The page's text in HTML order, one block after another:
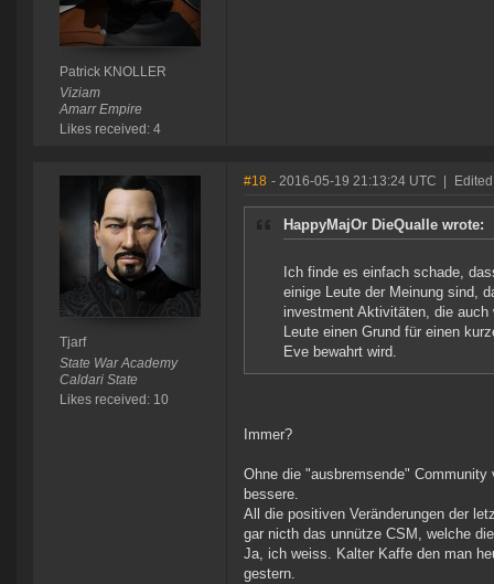
Patrick KNOLLER
Viziam
Amarr Empire
Likes received: 4
Tjarf
State War Academy
Caldari State
Likes received: 10
#18 - 2016-05-19 21:13:24 UTC
HappyMajOr DieQualle wrote:
Ich finde es einfach schade,
einige Leute der Meinung sind,
investment Aktivitäten, die
Leute einen Grund für einen
Eve bewahrt wird.
Immer?
Ohne die "ausbremsende"
bessere.
All die positiven Veränderungen der
gar nicth das unnütze CSM, welche
Ja, ich weiss. Kalter Kaffe den man
gestern.